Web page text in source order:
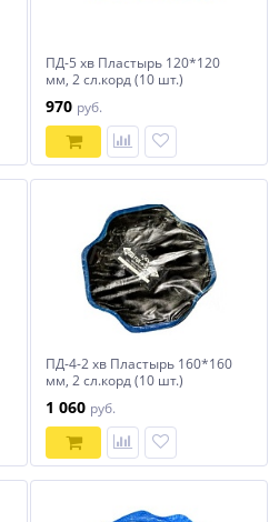
ПД-5 хв Пластырь 120*120
мм, 2 сл.корд (10 шт.)
970 руб.
ПД-4-2 хв Пластырь 160*160
мм, 2 сл.корд (10 шт.)
1 060 руб.